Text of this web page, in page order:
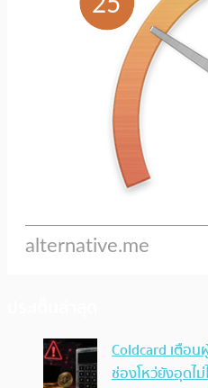
Coldcard เตือ
ช่องโหว่ยังอุดไม่